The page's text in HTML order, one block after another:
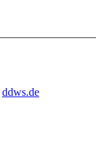
ddws.de